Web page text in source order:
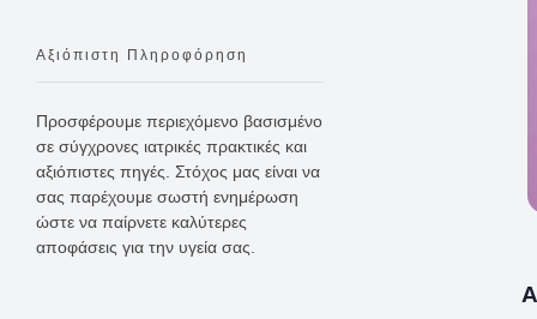
Αξιόπιστη Πληροφόρηση
Προσφέρουμε περιεχόμενο βασισμένο
σε σύγχρονες ιατρικές πρακτικές και
αξιόπιστες πηγές. Στόχος μας είναι να
σας παρέχουμε σωστή ενημέρωση
ώστε να παίρνετε καλύτερες
αποφάσεις για την υγεία σας.